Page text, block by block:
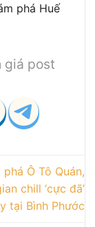
phá Huế
giá post
phá Ô Tô Quán,
chill ‘cực đã’
tại Bình Phước